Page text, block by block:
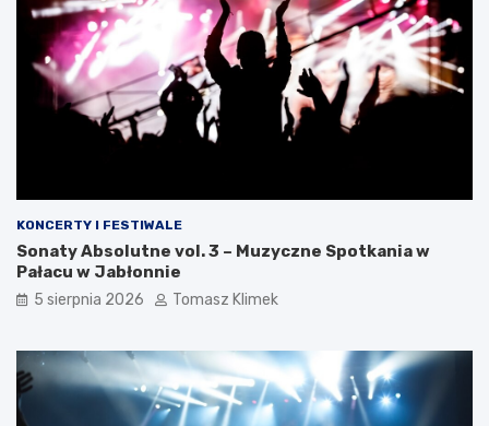
KONCERTY I FESTIWALE
Sonaty Absolutne vol. 3 – Muzyczne Spotkania w
Pałacu w Jabłonnie
5 sierpnia 2026 Tomasz Klimek